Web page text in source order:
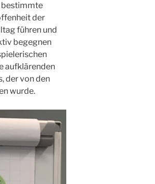
bestimmte
der
führen und
begegnen
aufklärenden
der von den
wurde.